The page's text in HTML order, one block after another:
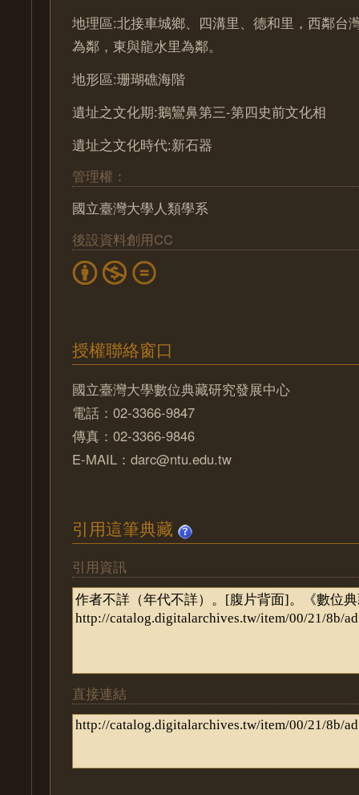
地理區:北接車城鄉、四溝里、德和里，西鄰台
為鄰，東與龍水里為鄰。
地形區:珊瑚礁海階
遺址之文化期:鵝鸞鼻第三-第四史前文化相
遺址之文化時代:新石器
管理權：
國立臺灣大學人類學系
後設資料創用CC
授權聯絡窗口
國立臺灣大學數位典藏研究發展中心
電話：02-3366-9847
傳真：02-3366-9846
E-MAIL：darc@ntu.edu.tw
引用這筆典藏
引用資訊
直接連結